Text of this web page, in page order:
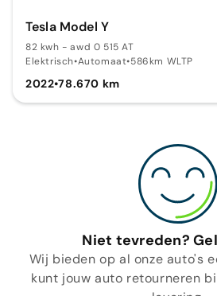
Tesla Model Y
82 kwh - awd 0 515 AT
Elektrisch•Automaat•586km WLTP
2022•78.670 km
Niet tevreden?
Wij bieden op al onze auto's
kunt jouw auto retourneren